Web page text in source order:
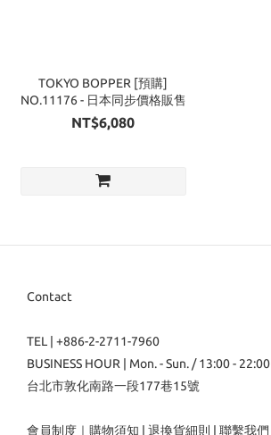
TOKYO BOPPER [預購]
NO.11176 - 日本同步價格販售
NT$6,080
Contact
TEL | +886-2-2711-7960
BUSINESS HOUR | Mon. - Sun. / 13:00 - 22:00
台北市敦化南路一段177巷15號
會員制度 ｜ 購物須知 退換貨細則 聯繫我們